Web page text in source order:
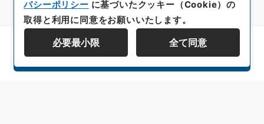
資料群階層を表示する
バシーポリシー に基づいたクッキー（Cookie）の
取得と利用に同意をお願いいたします。
必要最小限 全て同意